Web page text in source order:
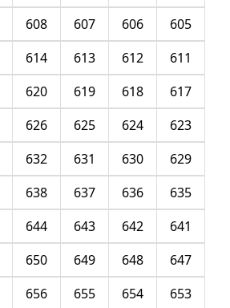
605
606
607
608
611
612
613
614
617
618
619
620
623
624
625
626
629
630
631
632
635
636
637
638
641
642
643
644
647
648
649
650
653
654
655
656